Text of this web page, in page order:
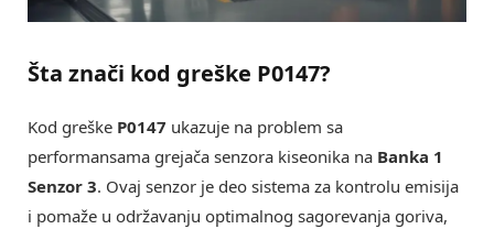
Šta znači kod greške P0147?
Kod greške P0147 ukazuje na problem sa
performansama grejača senzora kiseonika na Banka 1
Senzor 3. Ovaj senzor je deo sistema za kontrolu emisija
i pomaže u održavanju optimalnog sagorevanja goriva,